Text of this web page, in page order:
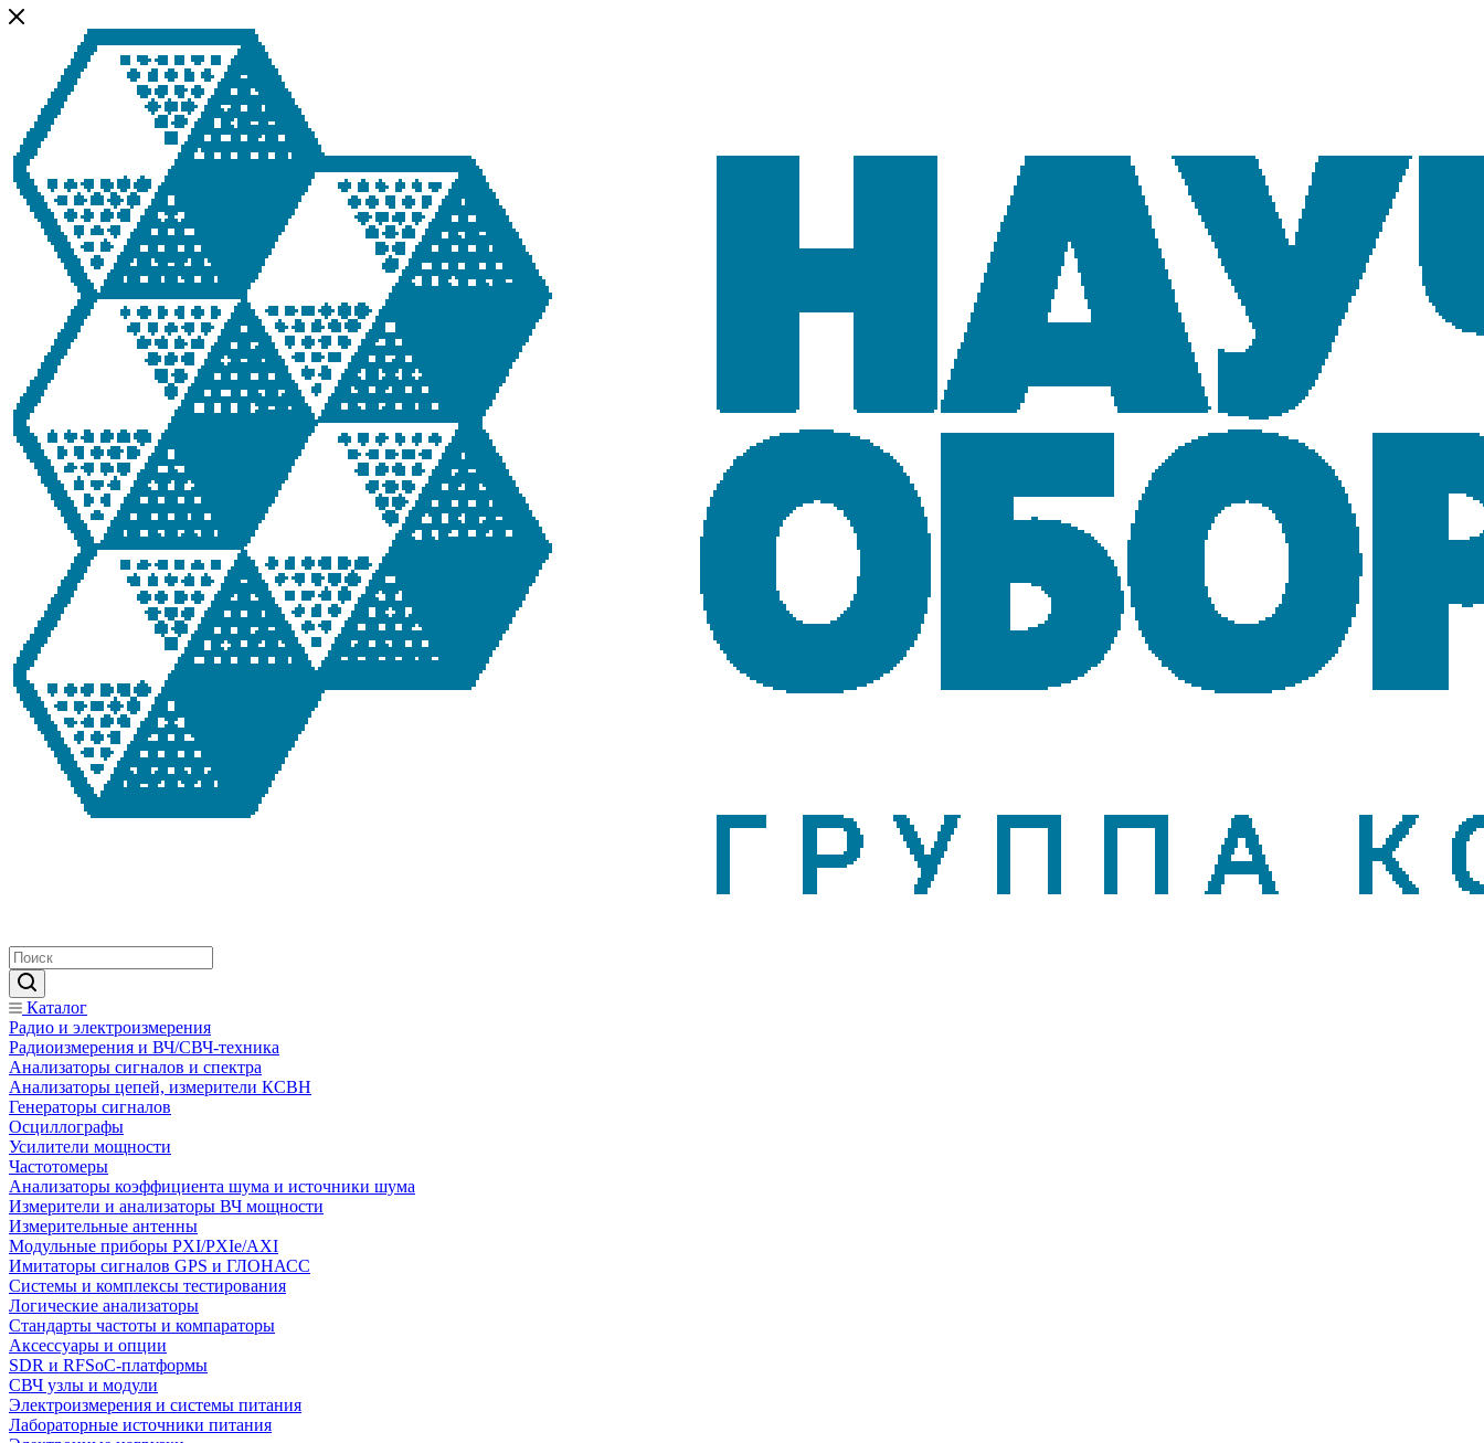
Каталог
Радио и электроизмерения
Радиоизмерения и ВЧ/СВЧ-техника
Анализаторы сигналов и спектра
Анализаторы цепей, измерители КСВН
Генераторы сигналов
Осциллографы
Усилители мощности
Частотомеры
Анализаторы коэффициента шума и источники шума
Измерители и анализаторы ВЧ мощности
Измерительные антенны
Модульные приборы PXI/PXIe/AXI
Имитаторы сигналов GPS и ГЛОНАСС
Системы и комплексы тестирования
Логические анализаторы
Стандарты частоты и компараторы
Аксессуары и опции
SDR и RFSoC‑платформы
СВЧ узлы и модули
Электроизмерения и системы питания
Лабораторные источники питания